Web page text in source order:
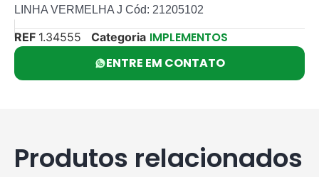
LINHA VERMELHA J Cód: 21205102
REF 1.34555 Categoria IMPLEMENTOS
ENTRE EM CONTATO
Produtos relacionados